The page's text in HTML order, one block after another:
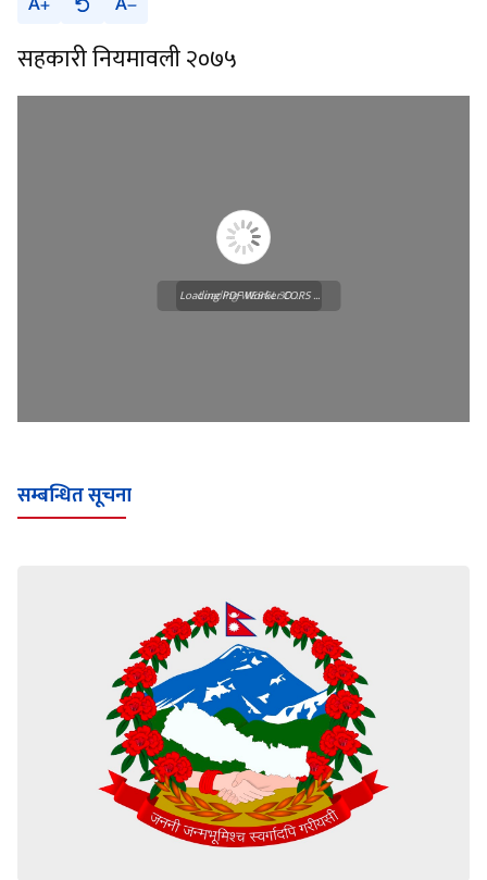
सहकारी नियमावली २०७५
Loading WEBGL 3D ...
Loading PDF Worker CORS ...
सम्बन्धित सूचना